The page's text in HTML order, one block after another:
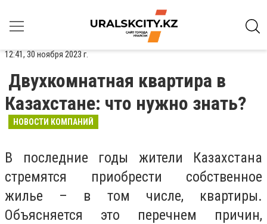
12:41, 30 ноября 2023 г.
Двухкомнатная квартира в
Казахстане: что нужно знать?
НОВОСТИ КОМПАНИЙ
В последние годы жители Казахстана
стремятся приобрести собственное
жилье – в том числе, квартиры.
Объясняется это перечнем причин,